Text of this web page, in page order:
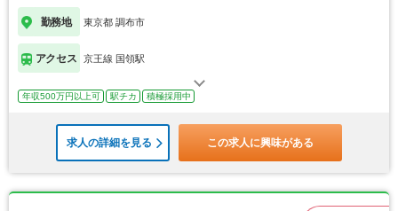
勤務地 東京都 調布市
アクセス 京王線 国領駅
年収500万円以上可 駅チカ 積極採用中
求人の詳細を見る この求人に興味がある